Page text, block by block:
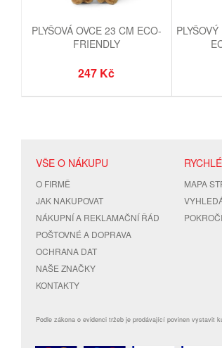
PLYŠOVÁ OVCE 23 CM ECO-
FRIENDLY
247 Kč
VŠE O NÁKUPU
O FIRMĚ
JAK NAKUPOVAT
NÁKUPNÍ A REKLAMAČNÍ ŘÁD
POŠTOVNÉ A DOPRAVA
OCHRANA DAT
NAŠE ZNAČKY
KONTAKTY
MAPA
Podle zákona o evidenci tržeb je prodávající povinen vystavit